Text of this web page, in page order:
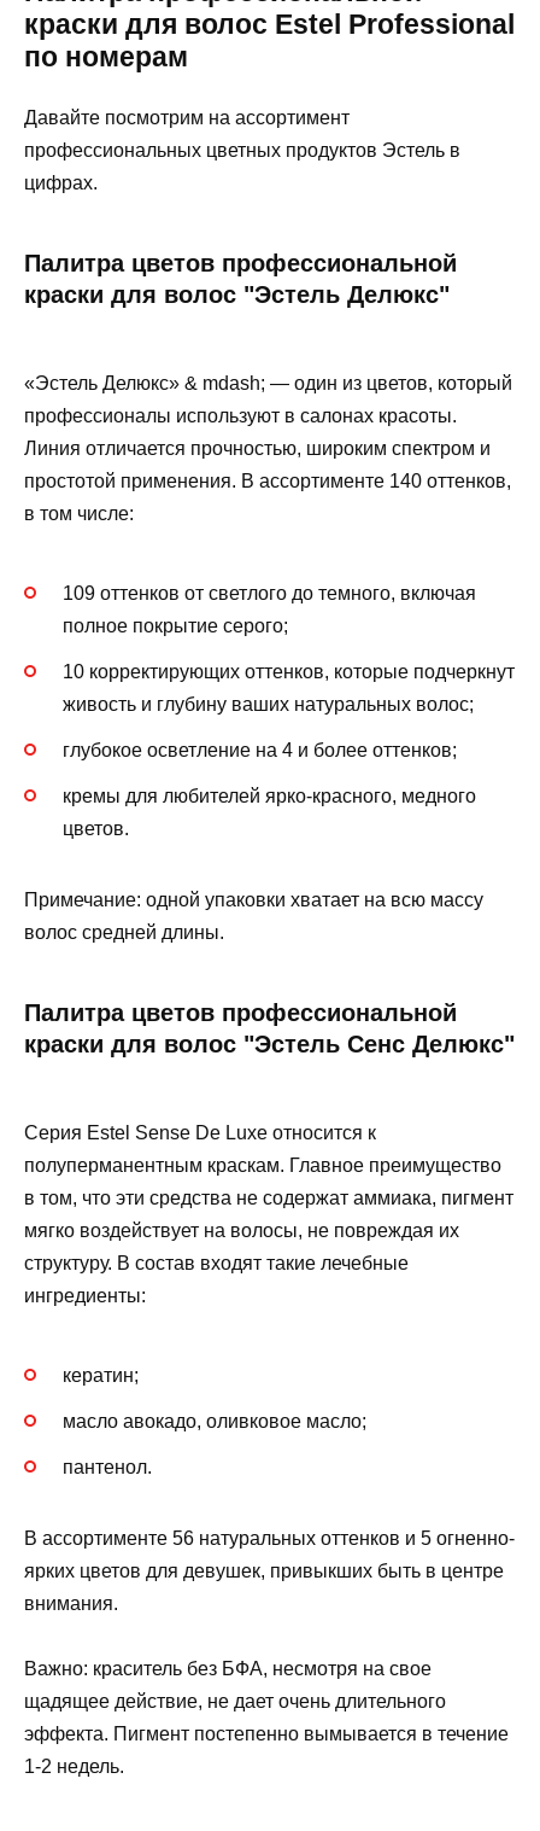
краски для волос Estel Professional
по номерам
Давайте посмотрим на ассортимент
профессиональных цветных продуктов Эстель в
цифрах.
Палитра цветов профессиональной
краски для волос "Эстель Делюкс"
«Эстель Делюкс» & mdash; — один из цветов, который
профессионалы используют в салонах красоты.
Линия отличается прочностью, широким спектром и
простотой применения. В ассортименте 140 оттенков,
в том числе:
109 оттенков от светлого до темного, включая
полное покрытие серого;
10 корректирующих оттенков, которые подчеркнут
живость и глубину ваших натуральных волос;
глубокое осветление на 4 и более оттенков;
кремы для любителей ярко-красного, медного
цветов.
Примечание: одной упаковки хватает на всю массу
волос средней длины.
Палитра цветов профессиональной
краски для волос "Эстель Сенс Делюкс"
Серия Estel Sense De Luxe относится к
полуперманентным краскам. Главное преимущество
в том, что эти средства не содержат аммиака, пигмент
мягко воздействует на волосы, не повреждая их
структуру. В состав входят такие лечебные
ингредиенты:
кератин;
масло авокадо, оливковое масло;
пантенол.
В ассортименте 56 натуральных оттенков и 5 огненно-
ярких цветов для девушек, привыкших быть в центре
внимания.
Важно: краситель без БФА, несмотря на свое
щадящее действие, не дает очень длительного
эффекта. Пигмент постепенно вымывается в течение
1-2 недель.